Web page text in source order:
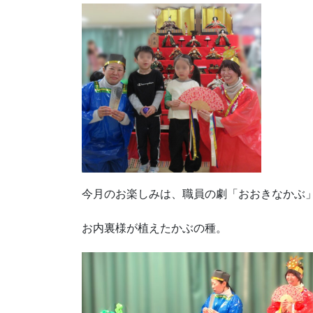
今月のお楽しみは、職員の劇「おおきなかぶ
お内裏様が植えたかぶの種。